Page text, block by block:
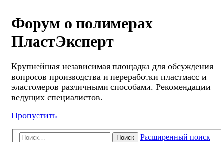
Форум о полимерах
ПластЭксперт
Крупнейшая независимая площадка для обсуждения
вопросов производства и переработки пластмасс и
эластомеров различными способами. Рекомендации
ведущих специалистов.
Пропустить
Поиск Расширенный поиск